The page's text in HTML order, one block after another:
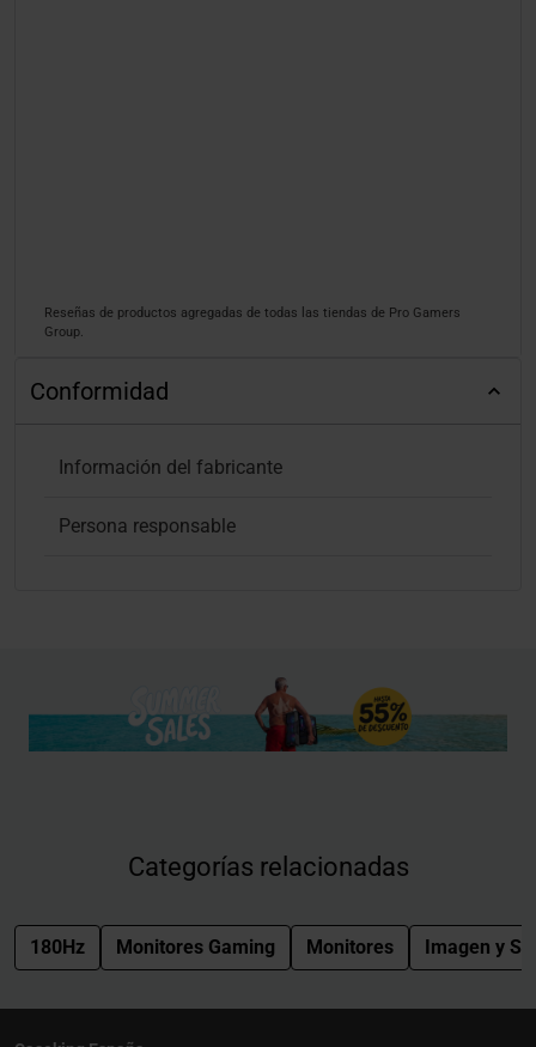
Reseñas de productos agregadas de todas las tiendas de Pro Gamers
Group.
Conformidad
Información del fabricante
Persona responsable
Categorías relacionadas
180Hz Monitores Gaming Monitores Imagen y